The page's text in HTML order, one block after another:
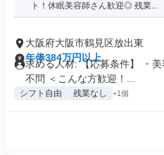
ト！休眠美容師さん歓迎◎ 残業...
大阪府大阪市鶴見区放出東
年俸384万円以上
求める人材: 【応募条件】 ・
不問 ＜こんな方歓迎！...
シフト自由 残業なし +1個